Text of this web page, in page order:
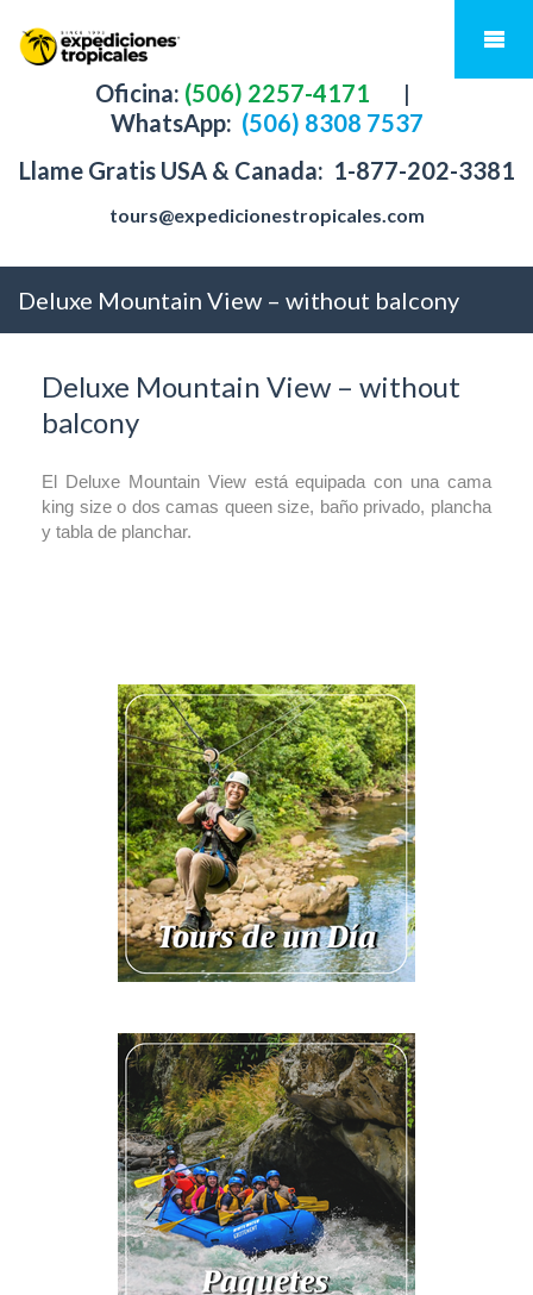
Oficina: (506) 2257-4171
|
WhatsApp: (506) 8308 7537
Llame Gratis USA & Canada: 1-877-202-3381
tours@expedicionestropicales.com
Deluxe Mountain View – without balcony
Deluxe Mountain View – without
balcony
El Deluxe Mountain View está equipada con una cama
king size o dos camas queen size, baño privado, plancha
y tabla de planchar.